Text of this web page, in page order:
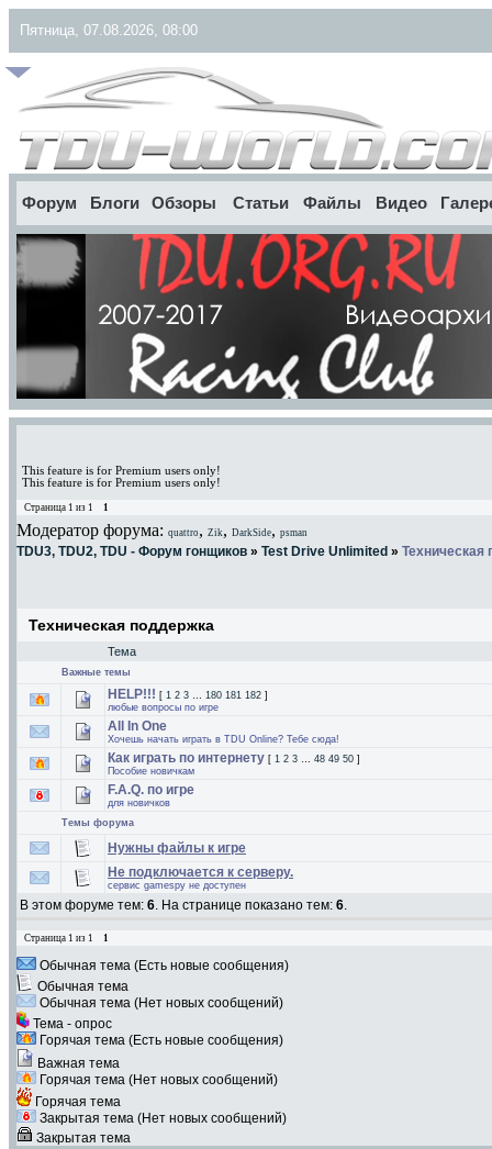
Пятница, 07.08.2026, 08:00
Форум Блоги Обзоры Статьи Файлы Видео
This feature is for Premium users only!
This feature is for Premium users only!
Страница 1 из 1 1
Модератор форума: quattro, Zik, DarkSide, psman
TDU3, TDU2, TDU - Форум гонщиков » Test Drive Unlimited » Техническая
Техническая поддержка
Тема
Важные темы
HELP!!! [ 1 2 3 … 180 181 182 ]
любые вопросы по игре
All In One
Хочешь начать играть в TDU Online? Тебе сюда!
Как играть по интернету [ 1 2 3 … 48 49 50 ]
Пособие новичкам
F.A.Q. по игре
для новичков
Темы форума
Нужны файлы к игре
Не подключается к серверу.
сервис gamespy не доступен
В этом форуме тем: 6. На странице показано тем: 6.
Страница 1 из 1 1
Обычная тема (Есть новые сообщения)
Обычная тема
Обычная тема (Нет новых сообщений)
Тема - опрос
Горячая тема (Есть новые сообщения)
Важная тема
Горячая тема (Нет новых сообщений)
Горячая тема
Закрытая тема (Нет новых сообщений)
Закрытая тема